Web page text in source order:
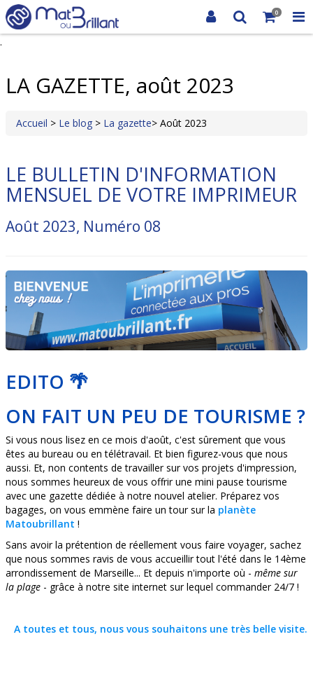
.
0
LA GAZETTE, août 2023
Accueil > Le blog > La gazette> Août 2023
LE BULLETIN D'INFORMATION
MENSUEL DE VOTRE IMPRIMEUR
Août 2023, Numéro 08
EDITO 🌴
ON FAIT UN PEU DE TOURISME ?
Si vous nous lisez en ce mois d'août, c'est sûrement que vous
êtes au bureau ou en télétravail. Et bien figurez-vous que nous
aussi. Et, non contents de travailler sur vos projets d'impression,
nous sommes heureux de vous offrir une mini pause tourisme
avec une gazette dédiée à notre nouvel atelier. Préparez vos
bagages, on vous emmène faire un tour sur la planète
Matoubrillant !
Sans avoir la prétention de réellement vous faire voyager, sachez
que nous sommes ravis de vous accueillir tout l'été dans le 14ème
arrondissement de Marseille... Et depuis n'importe où - même sur
la plage - grâce à notre site internet sur lequel commander 24/7 !
A toutes et tous, nous vous souhaitons une très belle visite.